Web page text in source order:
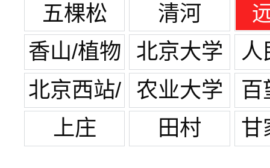
五棵松
清河
香山/植物
园
北京大学
人
北京西站/
军博
农业大学
西区
百
园
上庄 田村 甘